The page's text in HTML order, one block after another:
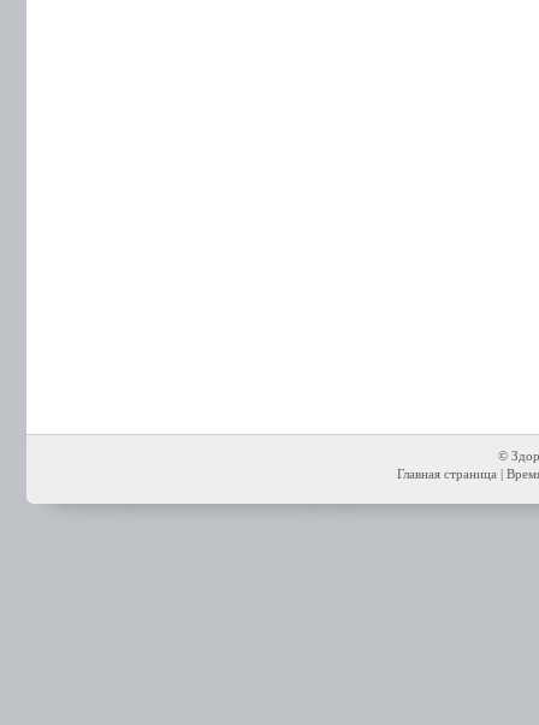
©
Главная страница|